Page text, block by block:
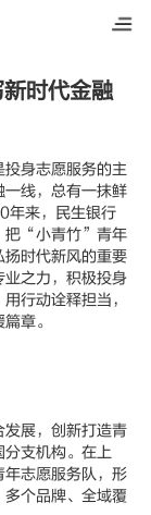
时代金融
身志愿服务的主
一线，总有一抹鲜
来，民生银行
把“小青竹”青年
时代新风的重要
之力，积极投身
行动诠释担当，
章。
展，创新打造青
支机构。在上
志愿服务队，形
个品牌、全域覆